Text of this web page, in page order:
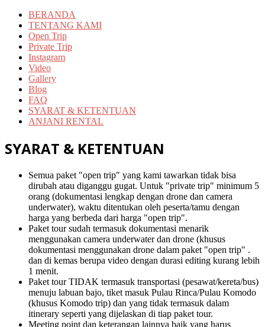
BERANDA
TENTANG KAMI
Open Trip
Private Trip
Instagram
Video
Gallery
Blog
FAQ
SYARAT & KETENTUAN
ANJANI RENTAL
SYARAT & KETENTUAN
Semua paket "open trip" yang kami tawarkan tidak bisa
dirubah atau diganggu gugat. Untuk "private trip" minimum 5
orang (dokumentasi lengkap dengan drone dan camera
underwater), waktu ditentukan oleh peserta/tamu dengan
harga yang berbeda dari harga "open trip".
Paket tour sudah termasuk dokumentasi menarik
menggunakan camera underwater dan drone (khusus
dokumentasi menggunakan drone dalam paket "open trip" .
dan di kemas berupa video dengan durasi editing kurang lebih
1 menit.
Paket tour TIDAK termasuk transportasi (pesawat/kereta/bus)
menuju labuan bajo, tiket masuk Pulau Rinca/Pulau Komodo
(khusus Komodo trip) dan yang tidak termasuk dalam
itinerary seperti yang dijelaskan di tiap paket tour.
Meeting point dan keterangan lainnya baik yang harus